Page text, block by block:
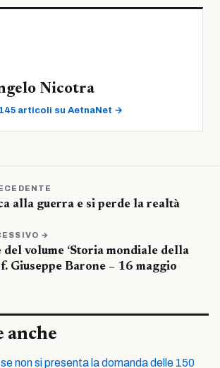
Nicotra
articoli su AetnaNet →
alla guerra e si perde la realtà
→
volume ‘Storia mondiale della
Giuseppe Barone – 16 maggio
anche